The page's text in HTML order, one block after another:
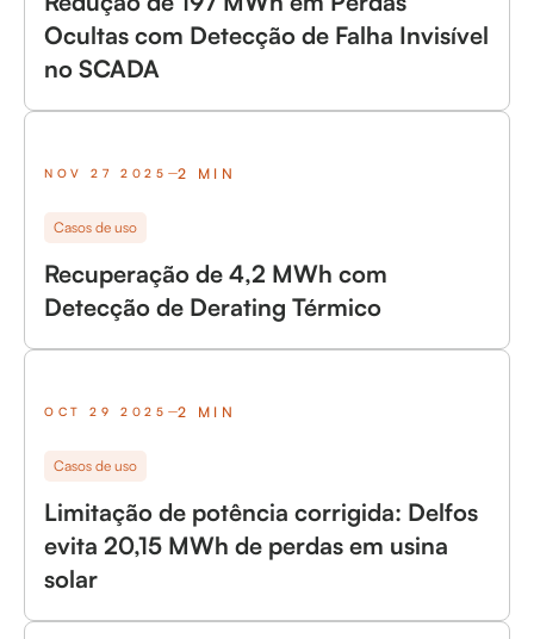
Ocultas com Detecção de Falha Invisível
no SCADA
NOV 27 2025 2 MIN
Casos de uso
Recuperação de 4,2 MWh com
Detecção de Derating Térmico
OCT 29 2025 2 MIN
Casos de uso
Limitação de potência corrigida: Delfos
evita 20,15 MWh de perdas em usina
solar